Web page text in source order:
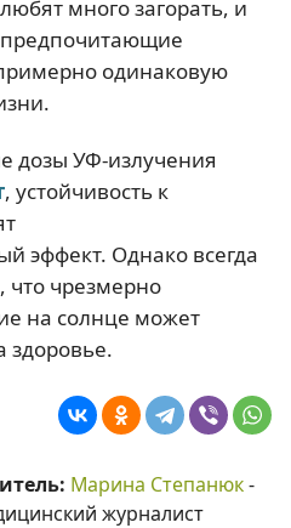
много загорать, и
одинаковую
дозы УФ-излучения
, устойчивость к
эффект. Однако всегда
что чрезмерно
на солнце может
здоровье.
Марина Степанюк-
журналист